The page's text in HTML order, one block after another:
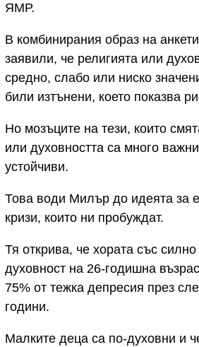
ЯМР.
В комбинирания образ на
заявили, че религията или
средно, слабо или ниско
били изтънени, което показва
Но мозъците на тези, които
или духовността са много
устойчиви.
Това води Милър до идеята за
кризи, които ни пробуждат.
Тя открива, че хората със
духовност на 26-годишна
75% от тежка депресия през
години.
Малките деца са по-духовни и